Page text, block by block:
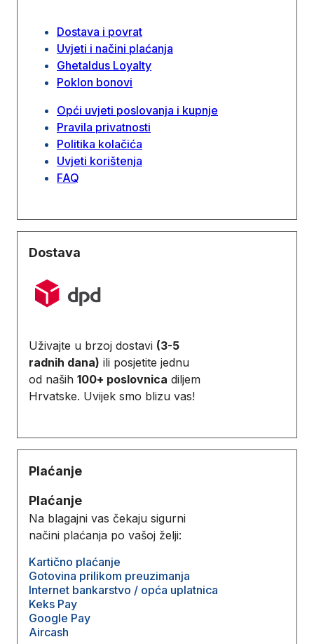
Dostava i povrat
Uvjeti i načini plaćanja
Ghetaldus Loyalty
Poklon bonovi
Opći uvjeti poslovanja i kupnje
Pravila privatnosti
Politika kolačića
Uvjeti korištenja
FAQ
Dostava
Uživajte u brzoj dostavi (3-5
radnih dana) ili posjetite jednu
od naših 100+ poslovnica diljem
Hrvatske. Uvijek smo blizu vas!
Plaćanje
Plaćanje
Na blagajni vas čekaju sigurni
načini plaćanja po vašoj želji:
Kartično plaćanje
Gotovina prilikom preuzimanja
Internet bankarstvo / opća uplatnica
Keks Pay
Google Pay
Aircash